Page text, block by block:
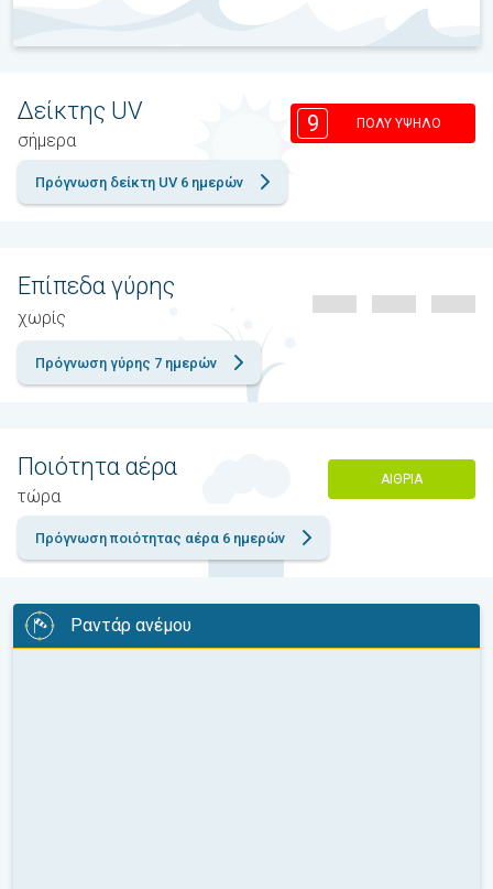
Δείκτης UV
σήμερα
9 ΠΟΛΎ ΥΨΗΛΌ
Πρόγνωση δείκτη UV 6 ημερών
Επίπεδα γύρης
χωρίς
Πρόγνωση γύρης 7 ημερών
Ποιότητα αέρα
τώρα
ΑΊΘΡΙΑ
Πρόγνωση ποιότητας αέρα 6 ημερών
Ραντάρ ανέμου